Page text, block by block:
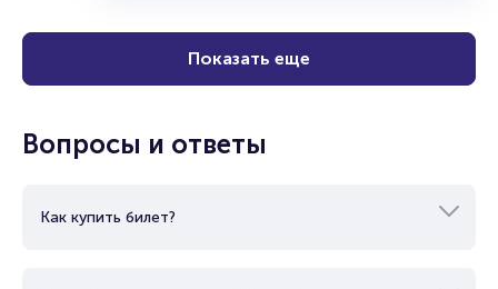
Показать еще
Вопросы и ответы
Как купить билет?